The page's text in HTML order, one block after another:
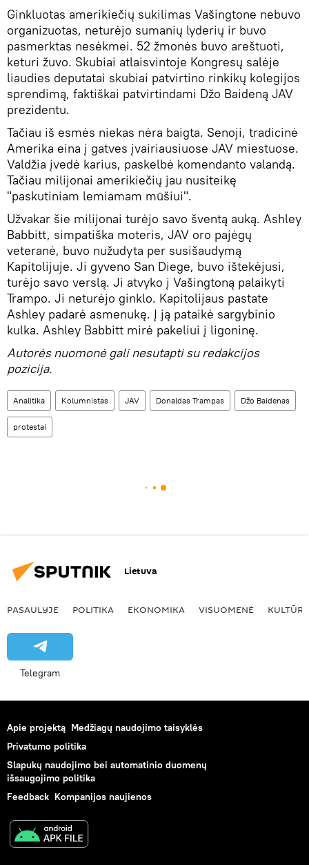
Ginkluotas amerikiečių sukilimas Vašingtone nebuvo
organizuotas, neturėjo sumanių lyderių ir buvo
pasmerktas nesėkmei. 52 žmonės buvo areštuoti,
keturi žuvo. Skubiai atlaisvintoje Kongresų salėje
liaudies deputatai skubiai patvirtino rinkikų kolegijos
sprendimą, faktiškai patvirtindami Džo Baideną JAV
prezidentu.
Tačiau iš esmės niekas nėra baigta. Senoji, tradicinė
Amerika eina į gatves įvairiausiuose JAV miestuose.
Valdžia įvedė karius, paskelbė komendanto valandą.
Tačiau milijonai amerikiečių jau nusiteikę
"paskutiniam lemiamam mūšiui".
Užvakar šie milijonai turėjo savo šventą auką. Ashley
Babbitt, simpatiška moteris, JAV oro pajėgų
veteranė, buvo nužudyta per susišaudymą
Kapitolijuje. Ji gyveno San Diege, buvo ištekėjusi,
turėjo savo verslą. Ji atvyko į Vašingtoną palaikyti
Trampo. Ji neturėjo ginklo. Kapitolijaus pastate
Ashley padarė asmenukę. Į ją pataikė sargybinio
kulka. Ashley Babbitt mirė pakeliui į ligoninę.
Autorės nuomonė gali nesutapti su redakcijos
pozicija.
Analitika Kolumnistas JAV Donaldas Trampas Džo Baidenas
protestai
Lietuva
PASAULYJE POLITIKA EKONOMIKA VISUOMENĖ KULTŪRA
Telegram
Apie projektą Medžiagų naudojimo taisyklės
Privatumo politika
Slapukų naudojimo bei automatinio duomenų
išsaugojimo politika
Feedback Kompanijos naujienos